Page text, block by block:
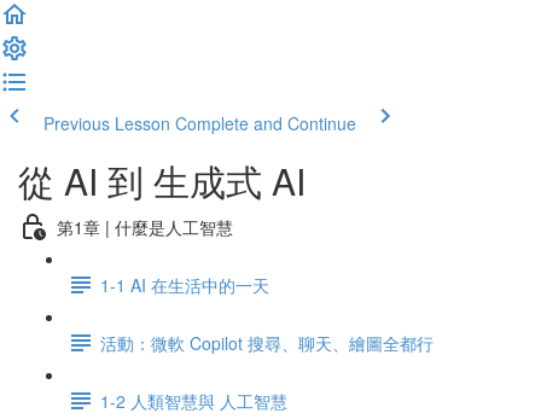
Previous Lesson Complete and Continue
從 AI 到 生成式 AI
第1章 | 什麼是人工智慧
1-1 AI 在生活中的一天
活動：微軟 Copilot 搜尋、聊天、繪圖全都行
1-2 人類智慧與 人工智慧